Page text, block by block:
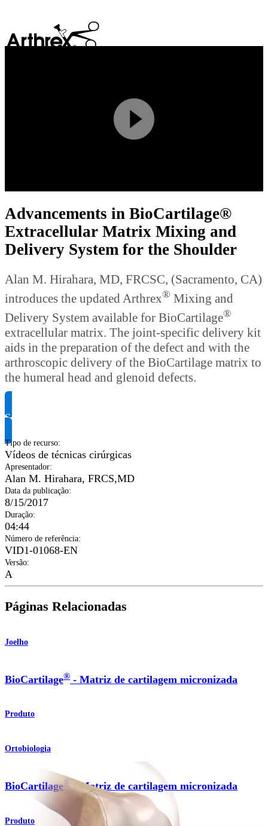
Play
Video
Advancements in BioCartilage®
Extracellular Matrix Mixing and
Delivery System for the Shoulder
Alan M. Hirahara, MD, FRCSC, (Sacramento, CA)
introduces the updated Arthrex® Mixing and
Delivery System available for BioCartilage®
extracellular matrix. The joint-specific delivery kit
aids in the preparation of the defect and with the
arthroscopic delivery of the BioCartilage matrix to
the humeral head and glenoid defects.
Solicite informação do produto
Tipo de recurso:
Vídeos de técnicas cirúrgicas
Apresentador:
Alan M. Hirahara, FRCS,MD
Data da publicação:
8/15/2017
Duração:
04:44
Número de referência:
VID1-01068-EN
Versão:
A
Páginas Relacionadas
Joelho
BioCartilage® - Matriz de cartilagem micronizada
Produto
Ortobiologia
BioCartilage®- Matriz de cartilagem micronizada
Produto